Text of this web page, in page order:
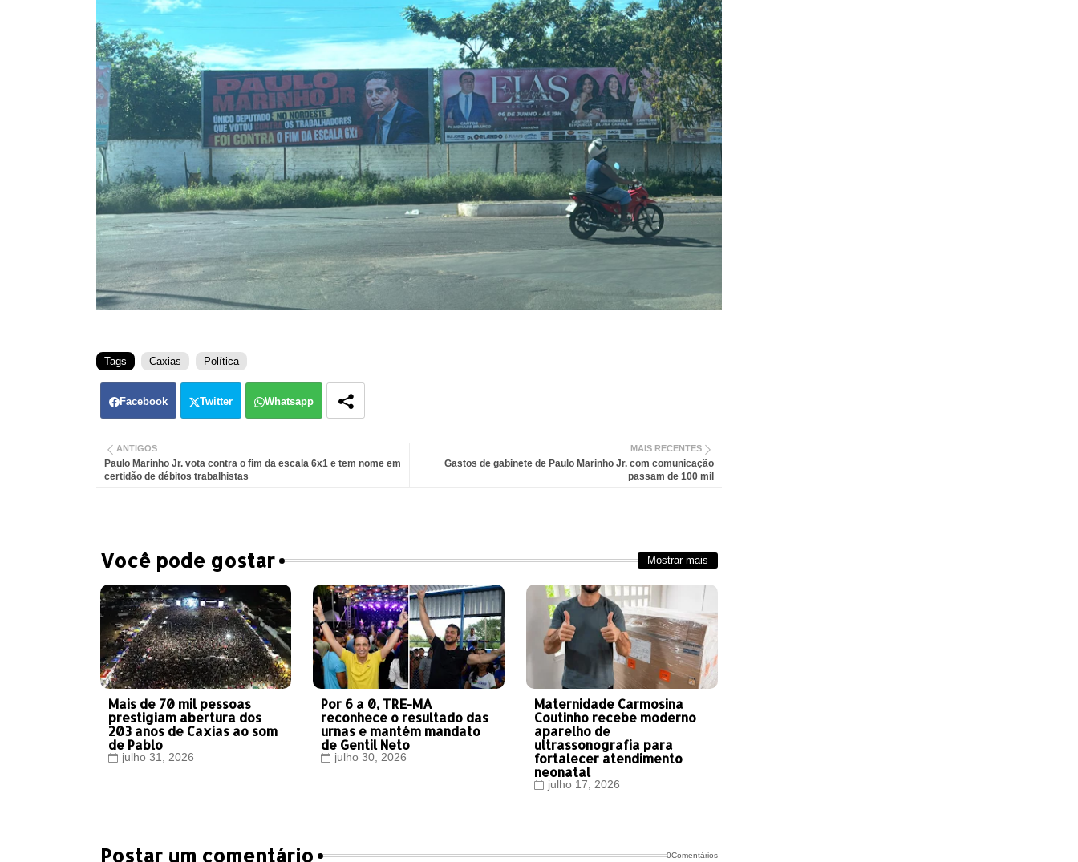
Tags Caxias Política
Facebook Twitter Whatsapp
MAIS RECENTES
Gastos de gabinete de Paulo Marinho Jr. com comunicação
passam de 100 mil
ANTIGOS
Paulo Marinho Jr. vota contra o fim da escala 6x1 e tem nome em
certidão de débitos trabalhistas
Você pode gostar Mostrar mais
Mais de 70 mil pessoas
prestigiam abertura dos
203 anos de Caxias ao som
de Pablo
julho 31, 2026
Por 6 a 0, TRE-MA
reconhece o resultado das
urnas e mantém mandato
de Gentil Neto
julho 30, 2026
Maternidade Carmosina
Coutinho recebe moderno
aparelho de
ultrassonografia para
fortalecer atendimento
neonatal
julho 17, 2026
Postar um comentário 0Comentários